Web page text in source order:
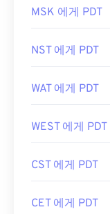
MSK 에게 PDT
NST 에게 PDT
WAT 에게 PDT
WEST 에게 PDT
CST 에게 PDT
CET 에게 PDT